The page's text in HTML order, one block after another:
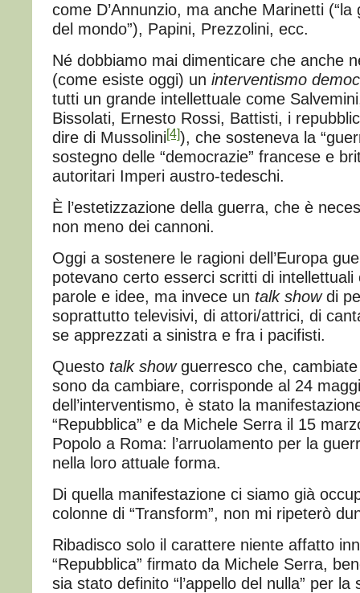
come D’Annunzio, ma anche Marinetti
del mondo”), Papini, Prezzolini, ecc.
Né dobbiamo mai dimenticare che anche
(come esiste oggi) un interventismo
tutti un grande intellettuale come
Bissolati, Ernesto Rossi, Battisti, i
dire di Mussolini[4]), che sosteneva la
sostegno delle “democrazie” francese e
autoritari Imperi austro-tedeschi.
È l’estetizzazione della guerra, che è
non meno dei cannoni.
Oggi a sostenere le ragioni dell’Europa
potevano certo esserci scritti di intellettuali
parole e idee, ma invece un talk showdi
soprattutto televisivi, di attori/attrici, di
se apprezzati a sinistra e fra i pacifisti.
Questo talk showguerresco che,
sono da cambiare, corrisponde al 24
dell’interventismo, è stato la
“Repubblica” e da Michele Serra il 15
Popolo a Roma: l’arruolamento per la
nella loro attuale forma.
Di quella manifestazione ci siamo già
colonne di “Transform”, non mi ripeterò
Ribadisco solo il carattere niente affatto
“Repubblica” firmato da Michele Serra,
sia stato definito “l’appello del nulla” per la